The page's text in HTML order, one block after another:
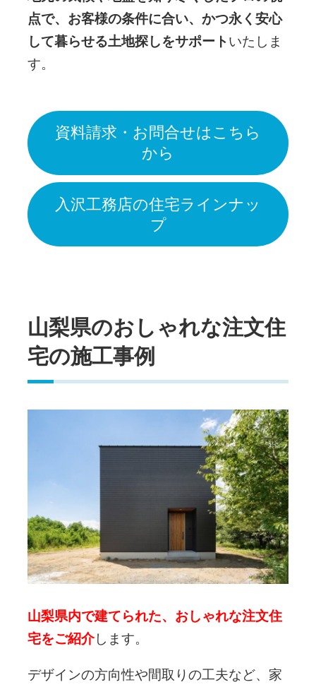
点で、お客様の条件に合い、かつ永く安心
して暮らせる土地探しをサポートいたしま
す。
資料請求・お問合せはこちら
から
入沢工務店の住宅ラインナッ
プ
山梨県のおしゃれな注文住
宅の施工事例
山梨県内で建てられた、おしゃれな注文住
宅をご紹介します。
デザインの方向性や間取りの工夫など、家